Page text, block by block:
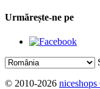
Urmărește-ne pe
© 2010-2026